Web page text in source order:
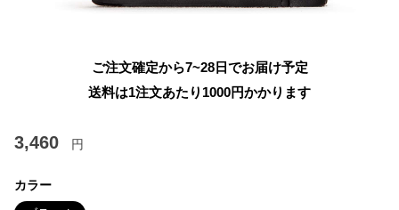
ご注文確定から7~28日でお届け予定
送料は1注文あたり 1000円かかります
3,460 円
カラー